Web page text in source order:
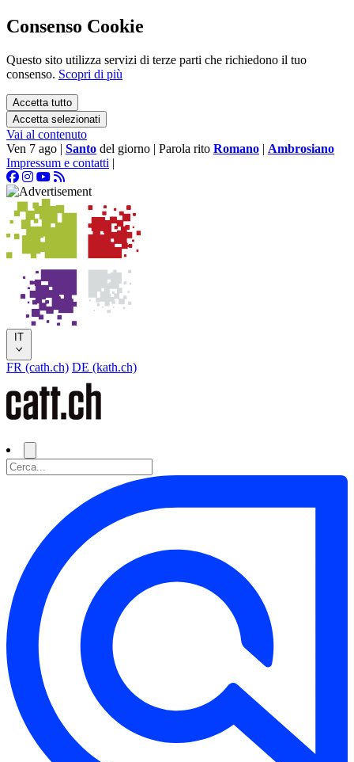
Consenso Cookie
Questo sito utilizza servizi di terze parti che richiedono il tuo
consenso. Scopri di più
Accetta tutto
Accetta selezionati
Vai al contenuto
Ven 7 ago | Santo del giorno | Parola rito Romano | Ambrosiano
Impressum e contatti |
IT
FR (cath.ch) DE (kath.ch)